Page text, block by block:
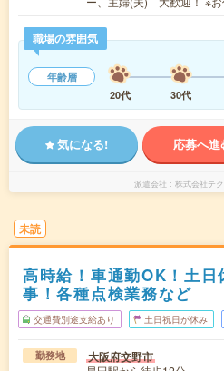
職場の雰囲気
年齢層
20代
30代
気になる! 応募へ進
派遣会社 株式会社テ
未読
高時給！車通勤OK！土日
事！各種点検業務など
交通費別途支給あり 土日祝日が休み
勤務地 大阪府交野市